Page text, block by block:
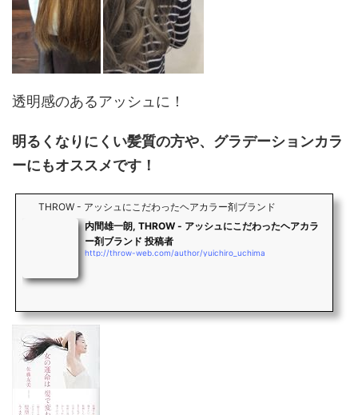
透明感のあるアッシュに！
明るくなりにくい髪質の方や、グラデーションカラ
ーにもオススメです！
THROW - アッシュにこだわったヘアカラー剤ブランド
内間雄一朗, THROW - アッシュにこだわったヘアカラ
ー剤ブランド 投稿者
http://throw-web.com/author/yuichiro_uchima